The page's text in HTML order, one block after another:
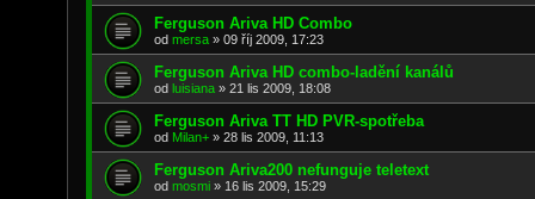
Ferguson Ariva HD Combo
od mersa » 09 říj 2009, 17:23
Ferguson Ariva HD combo-ladění kanálů
od luisiana » 21 lis 2009, 18:08
Ferguson Ariva TT HD PVR-spotřeba
od Milan+ » 28 lis 2009, 11:13
Ferguson Ariva200 nefunguje teletext
od mosmi » 16 lis 2009, 15:29